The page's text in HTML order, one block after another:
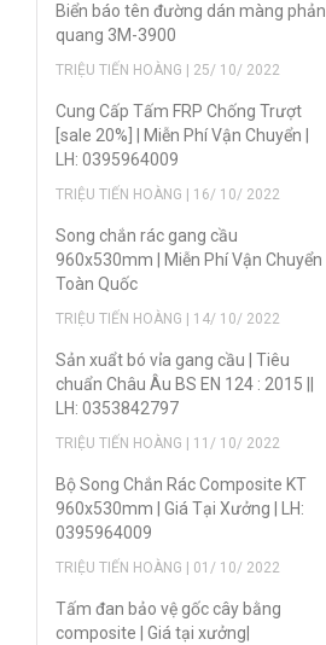
Biển báo tên đường dán màng phản
quang 3M-3900
TRIỆU TIẾN HOÀNG | 25/ 10/ 2022
Cung Cấp Tấm FRP Chống Trượt
[sale 20%] | Miễn Phí Vận Chuyển |
LH: 0395964009
TRIỆU TIẾN HOÀNG | 16/ 10/ 2022
Song chắn rác gang cầu
960x530mm | Miễn Phí Vận Chuyển
Toàn Quốc
TRIỆU TIẾN HOÀNG | 14/ 10/ 2022
Sản xuẩt bó vỉa gang cầu | Tiêu
chuẩn Châu Âu BS EN 124 : 2015 ||
LH: 0353842797
TRIỆU TIẾN HOÀNG | 11/ 10/ 2022
Bộ Song Chắn Rác Composite KT
960x530mm | Giá Tại Xưởng | LH:
0395964009
TRIỆU TIẾN HOÀNG | 01/ 10/ 2022
Tấm đan bảo vệ gốc cây bằng
composite | Giá tại xưởng|